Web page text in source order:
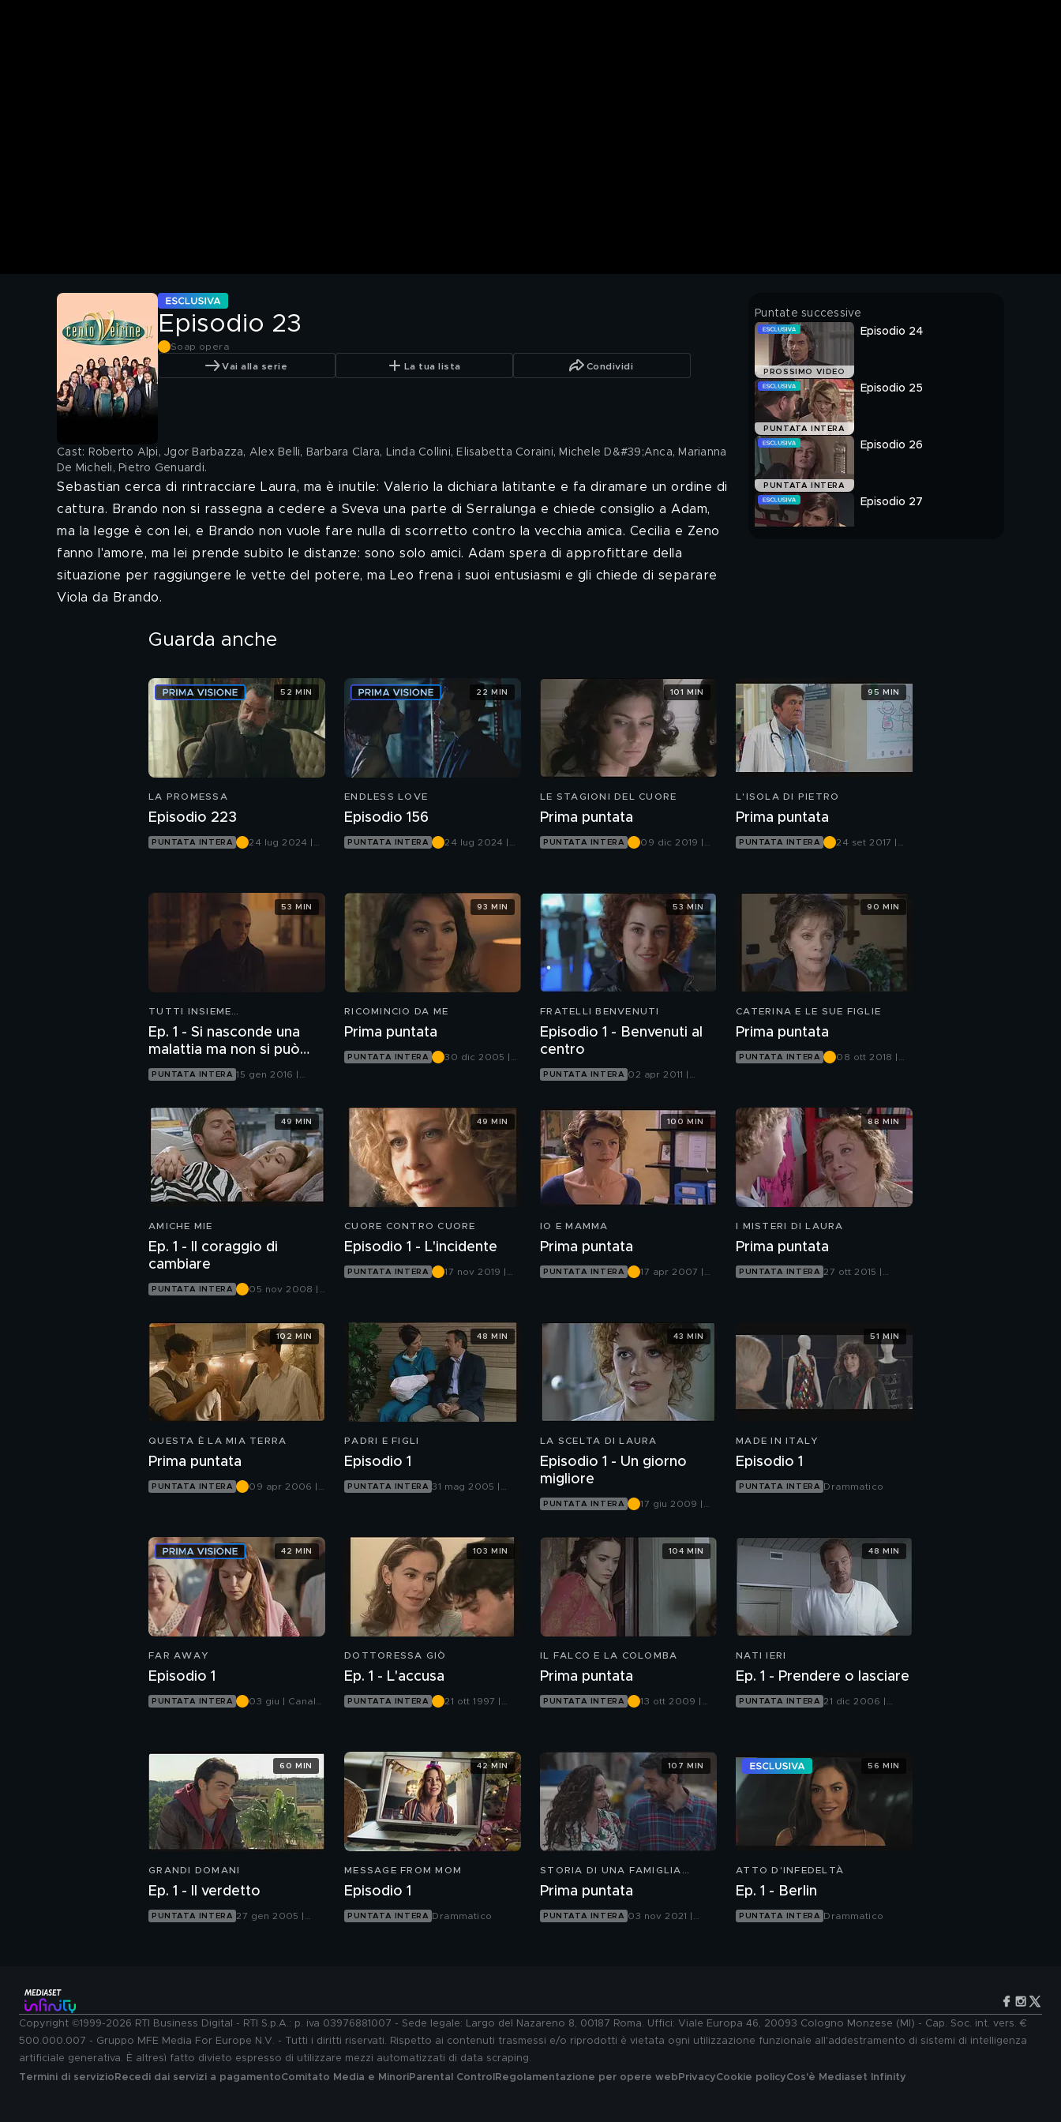
Episodio 23
Soap opera
Vai alla serie La tua lista Condividi
Cast: Roberto Alpi, Jgor Barbazza, Alex Belli, Barbara Clara, Linda Collini, Elisabetta Coraini, Michele D&#39;Anca, Marianna
De Micheli, Pietro Genuardi.
Sebastian cerca di rintracciare Laura, ma è inutile: Valerio la dichiara latitante e fa diramare un ordine di
cattura. Brando non si rassegna a cedere a Sveva una parte di Serralunga e chiede consiglio a Adam,
ma la legge è con lei, e Brando non vuole fare nulla di scorretto contro la vecchia amica. Cecilia e Zeno
fanno l'amore, ma lei prende subito le distanze: sono solo amici. Adam spera di approfittare della
situazione per raggiungere le vette del potere, ma Leo frena i suoi entusiasmi e gli chiede di separare
Viola da Brando.
Puntate successive
PROSSIMO VIDEO
Episodio 24
PUNTATA INTERA
Episodio 25
PUNTATA INTERA
Episodio 26
Episodio 27
Guarda anche
LA PROMESSA
Episodio 223
PUNTATA INTERA
24 lug 2024 |
52 MIN
ENDLESS LOVE
Episodio 156
PUNTATA INTERA
24 lug 2024 |
22 MIN
LE STAGIONI DEL CUORE
Prima puntata
PUNTATA INTERA
09 dic 2019 |
101 MIN
L'ISOLA DI PIETRO
Prima puntata
PUNTATA INTERA
24 set 2017 |
95 MIN
TUTTI INSIEME
Ep. 1 - Si nasconde una
malattia ma non si può
nascondere la morte
PUNTATA INTERA 15 gen 2016 |
53 MIN
RICOMINCIO DA ME
Prima puntata
PUNTATA INTERA
30 dic 2005 |
93 MIN
FRATELLI BENVENUTI
Episodio 1 - Benvenuti al
centro
PUNTATA INTERA 02 apr 2011 |
53 MIN
CATERINA E LE SUE FIGLIE
Prima puntata
PUNTATA INTERA
08 ott 2018 |
90 MIN
AMICHE MIE
Ep. 1 - Il coraggio di
cambiare
PUNTATA INTERA
05 nov 2008 |
49 MIN
CUORE CONTRO CUORE
Episodio 1 - L'incidente
PUNTATA INTERA
17 nov 2019 |
49 MIN
IO E MAMMA
Prima puntata
PUNTATA INTERA
17 apr 2007 |
100 MIN
I MISTERI DI LAURA
Prima puntata
PUNTATA INTERA 27 ott 2015 |
88 MIN
QUESTA È LA MIA TERRA
Prima puntata
PUNTATA INTERA
09 apr 2006 |
102 MIN
PADRI E FIGLI
Episodio 1
PUNTATA INTERA 31 mag 2005 |
48 MIN
LA SCELTA DI LAURA
Episodio 1 - Un giorno
migliore
PUNTATA INTERA
17 giu 2009 |
43 MIN
MADE IN ITALY
Episodio 1
PUNTATA INTERA Drammatico
51 MIN
FAR AWAY
Episodio 1
PUNTATA INTERA
03 giu | Canale
42 MIN
DOTTORESSA GIÒ
Ep. 1 - L'accusa
PUNTATA INTERA
21 ott 1997 |
103 MIN
IL FALCO E LA COLOMBA
Prima puntata
PUNTATA INTERA
13 ott 2009 |
104 MIN
NATI IERI
Ep. 1 - Prendere o lasciare
PUNTATA INTERA 21 dic 2006 |
48 MIN
GRANDI DOMANI
Ep. 1 - Il verdetto
PUNTATA INTERA 27 gen 2005 |
60 MIN
MESSAGE FROM MOM
Episodio 1
PUNTATA INTERA Drammatico
42 MIN
STORIA DI UNA FAMIGLIA
Prima puntata
PUNTATA INTERA 03 nov 2021 |
107 MIN
ATTO D'INFEDELTÀ
Ep. 1 - Berlin
PUNTATA INTERA Drammatico
56 MIN
Copyright ©1999-2026 RTI Business Digital - RTI S.p.A.: p. iva 03976881007 - Sede legale: Largo del Nazareno 8, 00187 Roma. Uffici: Viale Europa 46, 20093 Cologno Monzese (MI) - Cap. Soc. int. vers. €
500.000.007 - Gruppo MFE Media For Europe N.V. - Tutti i diritti riservati. Rispetto ai contenuti trasmessi e/o riprodotti è vietata ogni utilizzazione funzionale all'addestramento di sistemi di intelligenza
artificiale generativa. È altresì fatto divieto espresso di utilizzare mezzi automatizzati di data scraping.
Termini di servizio Recedi dai servizi a pagamentoComitato Media e MinoriParental Control Regolamentazione per opere web PrivacyCookie policyCos'è Mediaset Infinity